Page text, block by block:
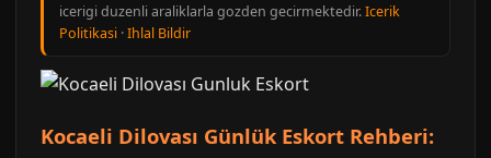
icerigi duzenli araliklarla gozden gecirmektedir.Icerik
Politikasi ·Ihlal Bildir
Kocaeli Dilovası Günlük Eskort Rehberi: